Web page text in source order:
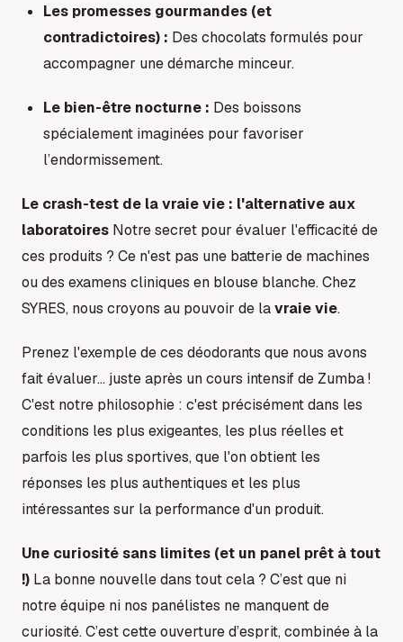
Les promesses gourmandes (et
contradictoires) : Des chocolats formulés pour
accompagner une démarche minceur.
Le bien-être nocturne : Des boissons
spécialement imaginées pour favoriser
l’endormissement.
Le crash-test de la vraie vie : l'alternative aux
laboratoires Notre secret pour évaluer l'efficacité de
ces produits ? Ce n'est pas une batterie de machines
ou des examens cliniques en blouse blanche. Chez
SYRES, nous croyons au pouvoir de lavraie vie.
Prenez l'exemple de ces déodorants que nous avons
fait évaluer... juste après un cours intensif de Zumba !
C'est notre philosophie : c'est précisément dans les
conditions les plus exigeantes, les plus réelles et
parfois les plus sportives, que l'on obtient les
réponses les plus authentiques et les plus
intéressantes sur la performance d'un produit.
Une curiosité sans limites (et un panel prêt à tout
!) La bonne nouvelle dans tout cela ? C’est que ni
notre équipe ni nos panélistes ne manquent de
curiosité. C’est cette ouverture d’esprit, combinée à la